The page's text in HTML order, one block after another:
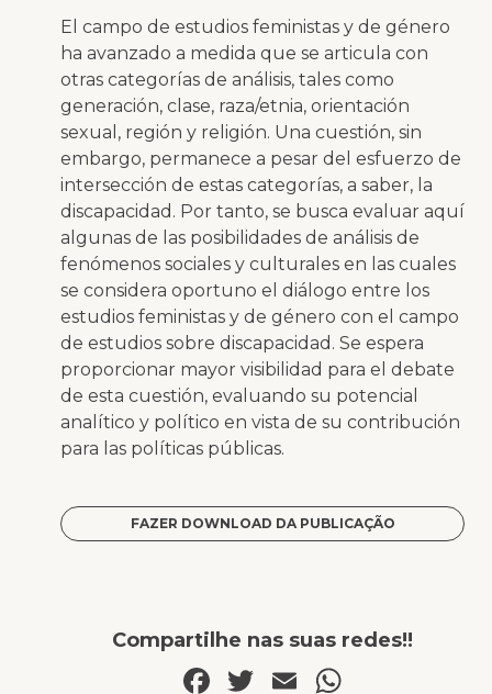
El campo de estudios feministas y de género
ha avanzado a medida que se articula con
otras categorías de análisis, tales como
generación, clase, raza/etnia, orientación
sexual, región y religión. Una cuestión, sin
embargo, permanece a pesar del esfuerzo de
intersección de estas categorías, a saber, la
discapacidad. Por tanto, se busca evaluar aquí
algunas de las posibilidades de análisis de
fenómenos sociales y culturales en las cuales
se considera oportuno el diálogo entre los
estudios feministas y de género con el campo
de estudios sobre discapacidad. Se espera
proporcionar mayor visibilidad para el debate
de esta cuestión, evaluando su potencial
analítico y político en vista de su contribución
para las políticas públicas.
FAZER DOWNLOAD DA PUBLICAÇÃO
Compartilhe nas suas redes!!
Facebook
Twitter
Email